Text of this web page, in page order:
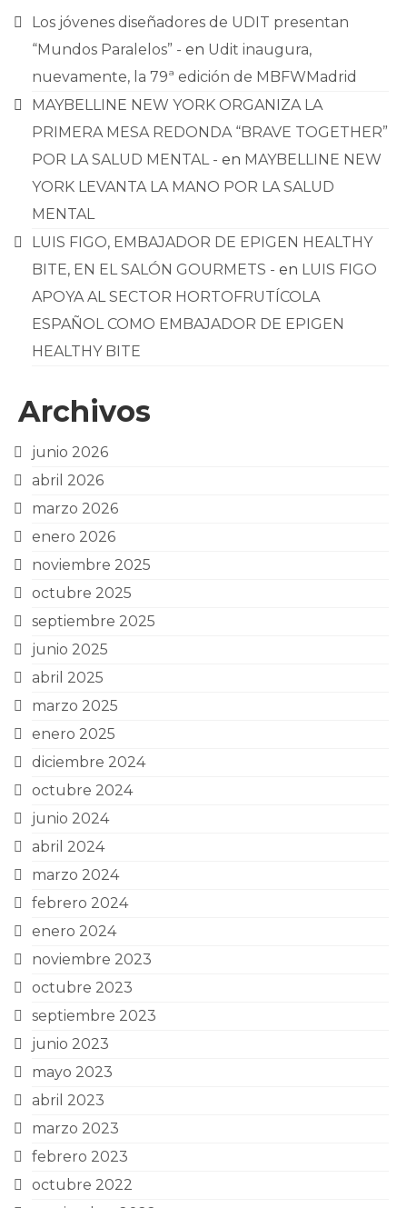
Los jóvenes diseñadores de UDIT presentan
“Mundos Paralelos” - en Udit inaugura,
nuevamente, la 79ª edición de MBFWMadrid
MAYBELLINE NEW YORK ORGANIZA LA
PRIMERA MESA REDONDA “BRAVE TOGETHER”
POR LA SALUD MENTAL - en MAYBELLINE NEW
YORK LEVANTA LA MANO POR LA SALUD
MENTAL
LUIS FIGO, EMBAJADOR DE EPIGEN HEALTHY
BITE, EN EL SALÓN GOURMETS - en LUIS FIGO
APOYA AL SECTOR HORTOFRUTÍCOLA
ESPAÑOL COMO EMBAJADOR DE EPIGEN
HEALTHY BITE
Archivos
junio 2026
abril 2026
marzo 2026
enero 2026
noviembre 2025
octubre 2025
septiembre 2025
junio 2025
abril 2025
marzo 2025
enero 2025
diciembre 2024
octubre 2024
junio 2024
abril 2024
marzo 2024
febrero 2024
enero 2024
noviembre 2023
octubre 2023
septiembre 2023
junio 2023
mayo 2023
abril 2023
marzo 2023
febrero 2023
octubre 2022